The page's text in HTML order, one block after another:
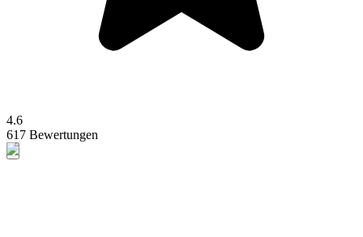
4.6
617 Bewertungen